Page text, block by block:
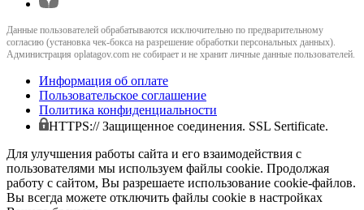
Данные пользователей обрабатываются исключительно по предварительному
согласию (установка чек-бокса на разрешение обработки персональных данных).
Администрация oplatagov.com не собирает и не хранит личные данные пользователей.
Информация об оплате
Пользовательское соглашение
Политика конфиденциальности
HTTPS:// Защищенное соединения. SSL Sertificate.
Для улучшения работы сайта и его взаимодействия с
пользователями мы используем файлы cookie. Продолжая
работу с сайтом, Вы разрешаете использование cookie-файлов.
Вы всегда можете отключить файлы cookie в настройках